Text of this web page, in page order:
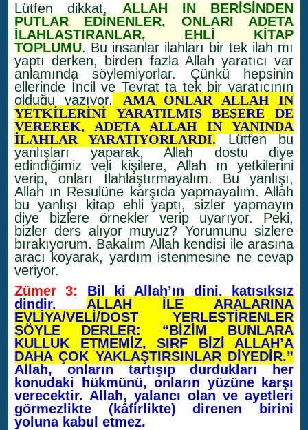
Lütfen dikkat, ALLAH IN BERİSİNDEN
PUTLAR EDİNENLER, ONLARI ADETA
İLAHLAŞTIRANLAR, EHLİ KİTAP
TOPLUMU. Bu insanlar ilahları bir tek ilah mı
yaptı derken, birden fazla Allah yaratıcı var
anlamında söylemiyorlar. Çünkü hepsinin
ellerinde İncil ve Tevrat ta tek bir yaratıcının
olduğu yazıyor,
AMA ONLAR ALLAH IN
YETKİLERİNİ YARATILMIŞ BEŞERE DE
VEREREK, ADETA ALLAH IN YANINDA
İLAHLAR YARATIYORLARDI. Lütfen bu
yanlışları yaparak, Allah dostu diye
edindiğimiz veli kişilere, Allah ın yetkilerini
verip, onları İlahlaştırmayalım. Bu yanlışı,
Allah ın Resulüne karşıda yapmayalım. Allah
bu yanlışı kitap ehli yaptı, sizler yapmayın
diye bizlere örnekler verip uyarıyor. Peki,
bizler ders alıyor muyuz? Yorumunu sizlere
bırakıyorum. Bakalım Allah kendisi ile arasına
aracı koyarak, yardım istenmesine ne cevap
veriyor.
Zümer 3:
Bil ki Allah’ın dini, katışıksız
dindir. ALLAH İLE ARALARINA
EVLİYA/VELİ/DOST YERLEŞTİRENLER
ŞÖYLE DERLER: “BİZİM BUNLARA
KULLUK ETMEMİZ, SIRF BİZİ ALLAH’A
DAHA ÇOK YAKLAŞTIRSINLAR DİYEDİR.”
Allah, onların tartışıp durdukları her
konudaki hükmünü, onların yüzüne karşı
verecektir. Allah, yalancı olan ve ayetleri
görmezlikte (kâfirlikte) direnen birini
yoluna kabul etmez.